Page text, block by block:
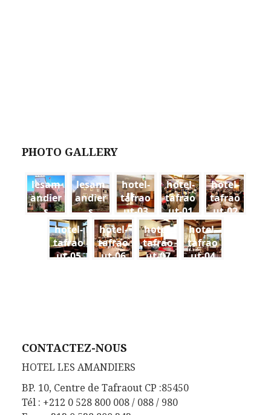
PHOTO GALLERY
lesam
andier
s
pics06
lesam
andier
s
pics03
hotel-
tafrao
ut-03
hotel-
tafrao
ut-01
hotel-
tafrao
ut-02
hotel-
tafrao
ut-05
hotel-
tafrao
ut-06
hotel-
tafrao
ut-07
hotel-
tafrao
ut-04
CONTACTEZ-NOUS
HOTEL LES AMANDIERS
BP. 10, Centre de Tafraout CP :85450
Tél : +212 0 528 800 008 / 088 / 980